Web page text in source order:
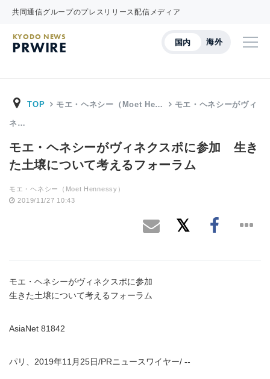
共同通信グループのプレスリリース配信メディア
国内 海外
KYODO NEWS
PRWIRE
TOP モエ・ヘネシー（Moet He… モエ・ヘネシーがヴィ
ネ…
モエ・ヘネシーがヴィネクスポに参加 生き
た土壌について考えるフォーラム
モエ・ヘネシー（Moet Hennessy）
2019/11/27 10:43
モエ・ヘネシーがヴィネクスポに参加
生きた土壌について考えるフォーラム
AsiaNet 81842
パリ、2019年11月25日/PRニュースワイヤー/ --